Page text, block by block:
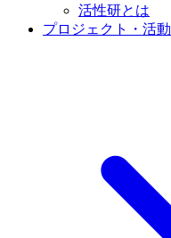
活性研とは
プロジェクト・活動